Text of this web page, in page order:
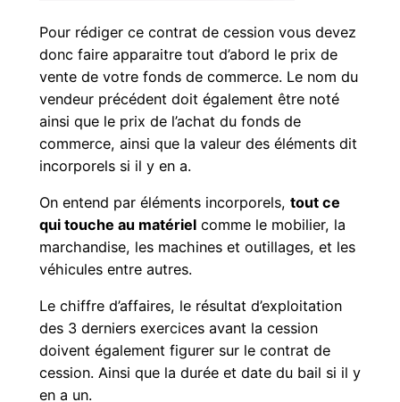
Pour rédiger ce contrat de cession vous devez
donc faire apparaitre tout d’abord le prix de
vente de votre fonds de commerce. Le nom du
vendeur précédent doit également être noté
ainsi que le prix de l’achat du fonds de
commerce, ainsi que la valeur des éléments dit
incorporels si il y en a.
On entend par éléments incorporels, tout ce
qui touche au matériel comme le mobilier, la
marchandise, les machines et outillages, et les
véhicules entre autres.
Le chiffre d’affaires, le résultat d’exploitation
des 3 derniers exercices avant la cession
doivent également figurer sur le contrat de
cession. Ainsi que la durée et date du bail si il y
en a un.